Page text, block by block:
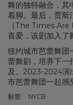
舞的独特融合，其
着脚。最后，贾斯
（The Times
喜爱，该剧加入了
纽约城市芭蕾舞团
蕾舞剧，培养下一
及。2023-2024演
市芭蕾舞团一起感
标签: NYCB